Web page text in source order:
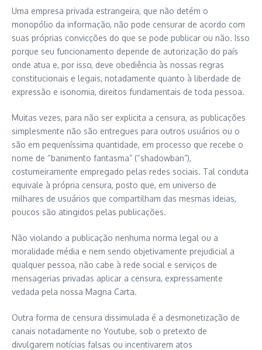
Uma empresa privada estrangeira, que não detém o
monopólio da informação, não pode censurar de acordo com
suas próprias convicções do que se pode publicar ou não. Isso
porque seu funcionamento depende de autorização do país
onde atua e, por isso, deve obediência às nossas regras
constitucionais e legais, notadamente quanto à liberdade de
expressão e isonomia, direitos fundamentais de toda pessoa.
Muitas vezes, para não ser explicita a censura, as publicações
simplesmente não são entregues para outros usuários ou o
são em pequeníssima quantidade, em processo que recebe o
nome de “banimento fantasma” (“shadowban”),
costumeiramente empregado pelas redes sociais. Tal conduta
equivale à própria censura, posto que, em universo de
milhares de usuários que compartilham das mesmas ideias,
poucos são atingidos pelas publicações.
Não violando a publicação nenhuma norma legal ou a
moralidade média e nem sendo objetivamente prejudicial a
qualquer pessoa, não cabe à rede social e serviços de
mensagerias privadas aplicar a censura, expressamente
vedada pela nossa Magna Carta.
Outra forma de censura dissimulada é a desmonetização de
canais notadamente no Youtube, sob o pretexto de
divulgarem notícias falsas ou incentivarem atos